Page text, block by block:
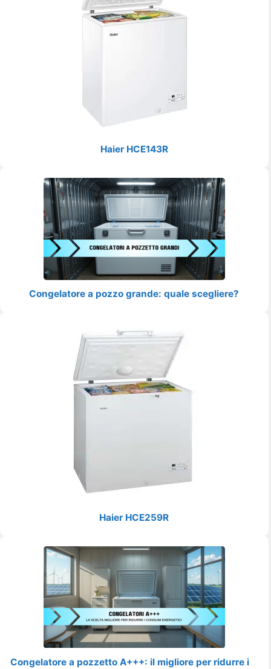
Haier HCE143R
Congelatore a pozzo grande: quale scegliere?
Haier HCE259R
Congelatore a pozzetto A+++: il migliore per ridurre i